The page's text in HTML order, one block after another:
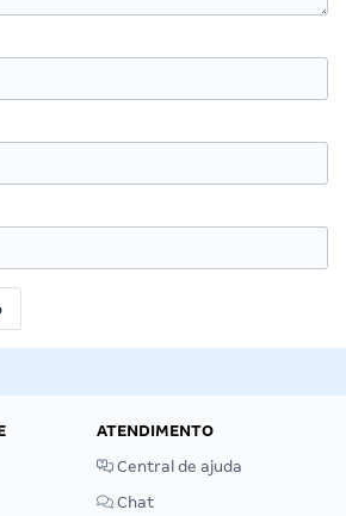
ATENDIMENTO
Central de ajuda
Chat